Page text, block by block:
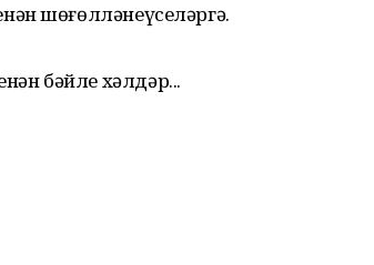
шөғөлләнеүселәргә.
бәйле хәлдәр...